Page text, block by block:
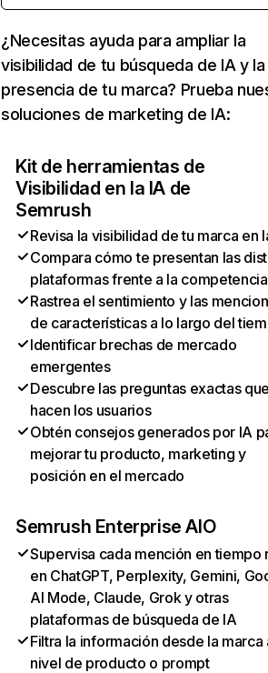
¿Necesitas ayuda para ampliar la
visibilidad de tu búsqueda de IA y la
presencia de tu marca? Prueba
soluciones de marketing de IA:
Kit de herramientas de
Visibilidad en la IA de
Semrush
Revisa la visibilidad de tu marca en
Compara cómo te presentan las
plataformas frente a la competencia
Rastrea el sentimiento y las
de características a lo largo del
Identificar brechas de mercado
emergentes
Descubre las preguntas exactas
hacen los usuarios
Obtén consejos generados por IA
mejorar tu producto, marketing y
posición en el mercado
Semrush Enterprise AIO
Supervisa cada mención en tiempo
en ChatGPT, Perplexity, Gemini,
AI Mode, Claude, Grok y otras
plataformas de búsqueda de IA
Filtra la información desde la marca
nivel de producto o prompt